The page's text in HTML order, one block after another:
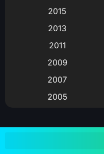
Animation แอนิเมชัน
(9)
Big tits (นมใหญ่)
Bitch (ผู้หญิงร่าน)
2015
2013
2011
2009
2007
2005